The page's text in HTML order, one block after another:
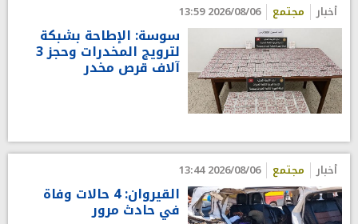
أخبار مجتمع 2026/08/06 13:59
سوسة: الإطاحة بشبكة
لترويج المخدرات وحجز 3
آلاف قرص مخدر
أخبار مجتمع 2026/08/06 13:44
القيروان: 4 حالات وفاة
في حادث مرور